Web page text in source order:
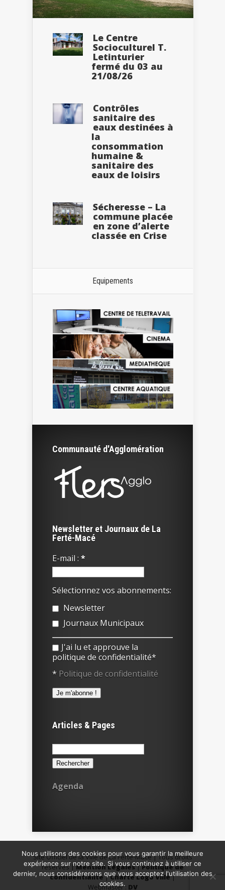
Le Centre
Socioculturel T.
Letinturier
fermé du 03 au
21/08/26
Contrôles
sanitaire des
eaux destinées à
la
consommation
humaine &
sanitaire des
eaux de loisirs
Sécheresse – La
commune placée
en zone d’alerte
classée en Crise
Equipements
Communauté d'Agglomération
Newsletter et Journaux de La
Ferté-Macé
E-mail : *
Sélectionnez vos abonnements:
Newsletter
Journaux Municipaux
J'ai lu et approuve la
politique de confidentialité*
* Politique de confidentialité
Articles & Pages
Rechercher :
Agenda
Site Officiel de la Ville de La Ferté-Macé | Tous droits
réservés |Mention Légales|Politique de
confidentialité|Charte Logo Ville|
Webmaster : DV
Nous utilisons des cookies pour vous garantir la meilleure
expérience sur notre site. Si vous continuez à utiliser ce
dernier, nous considérerons que vous acceptez l'utilisation des
cookies.